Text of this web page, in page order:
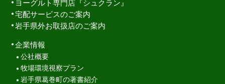
ヨーグルト専門店『シュクラン』
宅配サービスのご案内
岩手県外お取扱店のご案内
企業情報
公社概要
牧場環境視察プラン
岩手県葛巻町の著書紹介